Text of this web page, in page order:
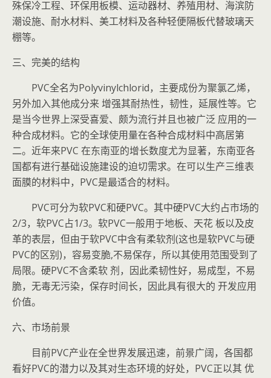
殊保冷工程、环保用板模、运动器材、养殖用材、海滨防
潮设施、耐水材料、美工材料及各种轻便隔板代替玻璃天
棚等。
三、完美的结构
PVC全名为Polyvinylchlorid，主要成份为聚氯乙烯，
另外加入其他成分来 增强其耐热性，韧性，延展性等。它
是当今世界上深受喜爱、颇为流行并且也被广泛 应用的一
种合成材料。它的全球使用量在各种合成材料中高居第
二。近年来PVC 在东南亚的增长数度尤为显著，东南亚各
国都有进行基础设施建设的迫切需求。在可以生产三维表
面膜的材料中，PVC是最适合的材料。
PVC可分为软PVC和硬PVC。其中硬PVC大约占市场的
2/3，软PVC占1/3。软PVC一般用于地板、天花 板以及皮
革的表层，但由于软PVC中含有柔软剂(这也是软PVC与硬
PVC的区别)，容易变脆,不易保存，所以其使用范围受到了
局限。硬PVC不含柔软 剂，因此柔韧性好，易成型，不易
脆，无毒无污染，保存时间长，因此具有很大的 开发应用
价值。
六、市场前景
目前PVC产业在全世界发展迅速，前景广阔，各国都
看好PVC的潜力以及其对生态环境的好处，PVC正以其 优